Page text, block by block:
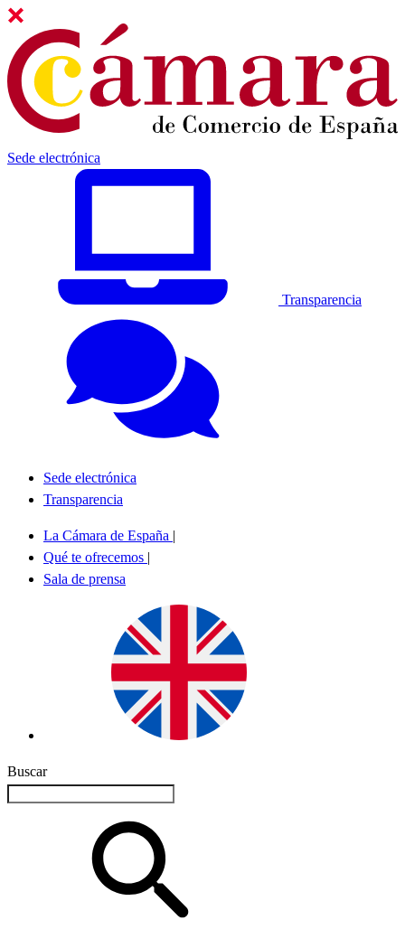
Sede electrónica
Transparencia
Sede electrónica
Transparencia
La Cámara de España |
Qué te ofrecemos |
Sala de prensa
Buscar